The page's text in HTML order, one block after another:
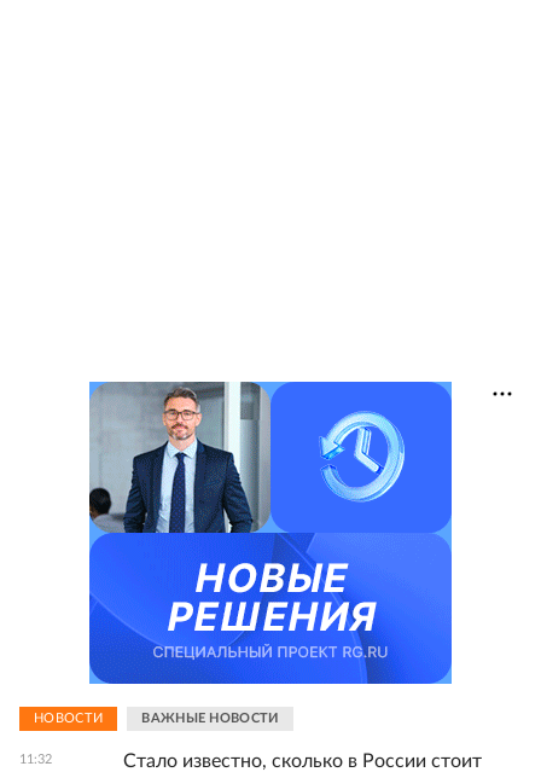
НОВОСТИ ВАЖНЫЕ НОВОСТИ
11:32
Стало известно, сколько в России стоит